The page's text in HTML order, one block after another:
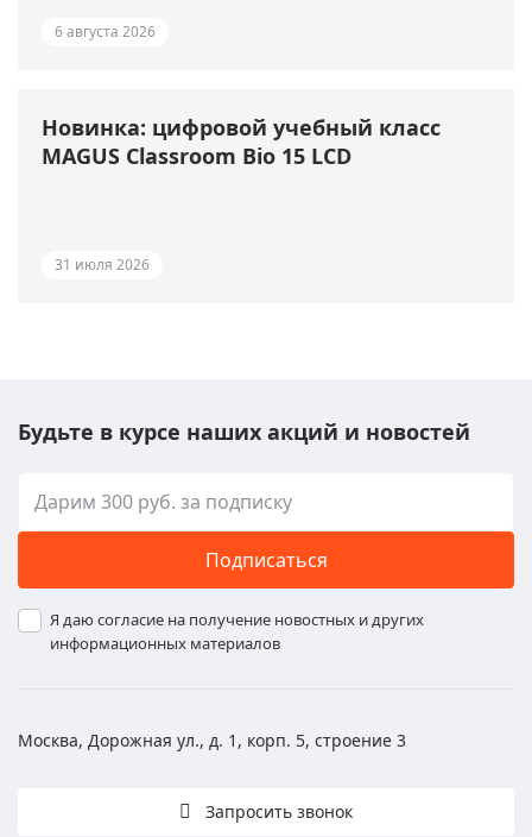
6 августа 2026
Новинка: цифровой учебный класс
MAGUS Classroom Bio 15 LCD
31 июля 2026
Будьте в курсе наших акций и новостей
Подписаться
Я даю согласие на получение новостных и других
информационных материалов
Москва, Дорожная ул., д. 1, корп. 5, строение 3
Запросить звонок